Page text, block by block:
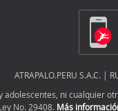
ATRAPALO.PERU S.A.C. |
ni cualquier
No. 29408. Más